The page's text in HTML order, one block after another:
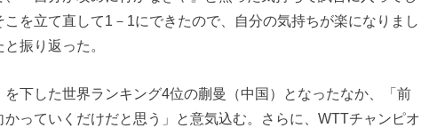
を立て直して1－1にできたので、自分の気持ちが楽になりまし
振り返った。
を下した世界ランキング4位の蒯曼（中国）となったなか、「前
っていくだけだと思う」と意気込む。さらに、WTTチャンピオ